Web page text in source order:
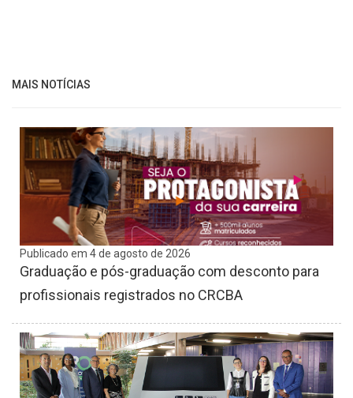
MAIS NOTÍCIAS
Publicado em 4 de agosto de 2026
Graduação e pós-graduação com desconto para
profissionais registrados no CRCBA